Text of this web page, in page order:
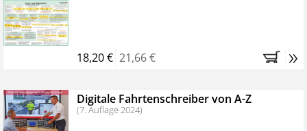
Bestellen Sie jetzt das VerkehrsRundschau Profipaket im
Kennenlern-Abo für zwei Monate (inkl. der derzeitig
Monaten brauchen Sie nichts weiter tun, das
Abonnement endet automatisch, es entstehen keine
weiteren Verpflichtungen.
18,20 € 21,66 € »
Digitale Fahrtenschreiber von A-Z
(7. Auflage 2024)